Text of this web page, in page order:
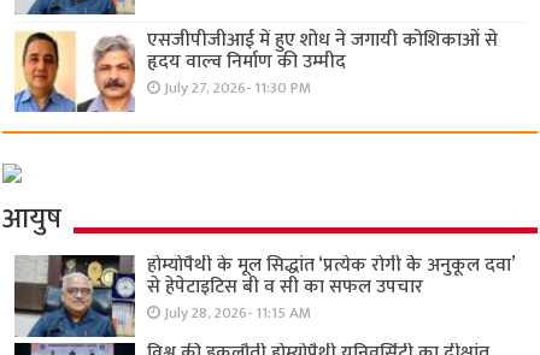
एसजीपीजीआई में हुए शोध ने जगायी कोशिकाओं से
हृदय वाल्व निर्माण की उम्मीद
July 27, 2026- 11:30 PM
आयुष
होम्योपैथी के मूल सिद्धांत ‘प्रत्येक रोगी केे अनुकूल दवा’
से हेपेटाइटिस बी व सी का सफल उपचार
July 28, 2026- 11:15 AM